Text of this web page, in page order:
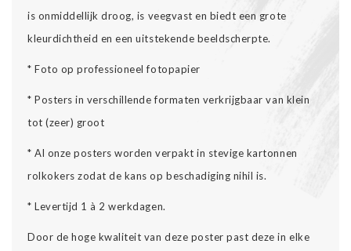
is onmiddellijk droog, is veegvast en biedt een grote
kleurdichtheid en een uitstekende beeldscherpte.
* Foto op professioneel fotopapier
* Posters in verschillende formaten verkrijgbaar van klein
tot (zeer) groot
* Al onze posters worden verpakt in stevige kartonnen
rolkokers zodat de kans op beschadiging nihil is.
* Levertijd 1 à 2 werkdagen.
Door de hoge kwaliteit van deze poster past deze in elke